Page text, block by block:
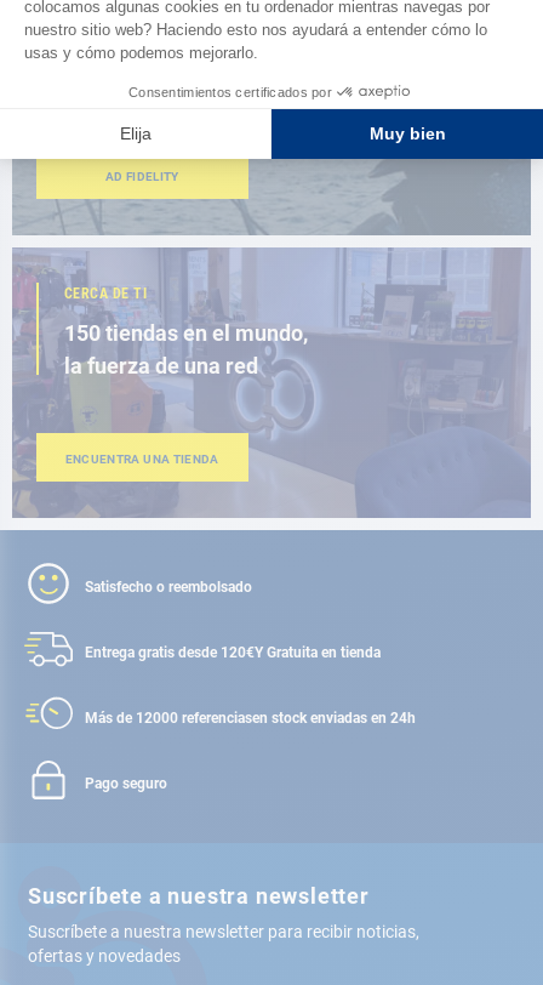
ESPACIO FIDELIDAD
¿Eres apasionado?
Benefíciate de ventajas exclusivas
AD FIDELITY
CERCA DE TI
150 tiendas en el mundo,
la fuerza de una red
ENCUENTRA UNA TIENDA
Satisfecho o reembolsado
Entrega gratis desde 120€Y Gratuita en tienda
Más de 12000 referenciasen stock enviadas en 24h
Pago seguro
Suscríbete a nuestra newsletter
Suscríbete a nuestra newsletter para recibir noticias,
ofertas y novedades